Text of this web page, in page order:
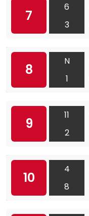
7
6
3
8
N
1
9
11
2
10
4
8